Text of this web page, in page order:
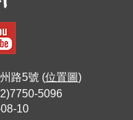
路5號 (位置圖)
5096
10